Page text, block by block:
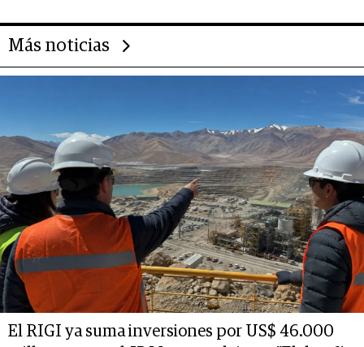
Más noticias
El RIGI ya suma inversiones por US$ 46.000